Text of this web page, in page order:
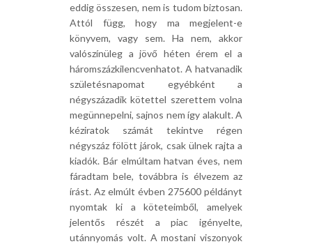
eddig összesen, nem is tudom biztosan.
Attól függ, hogy ma megjelent-e
könyvem, vagy sem. Ha nem, akkor
valószínüleg a jövő héten érem el a
háromszázkilencvenhatot. A hatvanadik
születésnapomat egyébként a
négyszázadik kötettel szerettem volna
megünnepelni, sajnos nem így alakult. A
kéziratok számát tekintve régen
négyszáz fölött járok, csak ülnek rajta a
kiadók. Bár elmúltam hatvan éves, nem
fáradtam bele, továbbra is élvezem az
írást. Az elmúlt évben 275600 példányt
nyomtak ki a köteteimből, amelyek
jelentős részét a piac igényelte,
utánnyomás volt. A mostani viszonyok